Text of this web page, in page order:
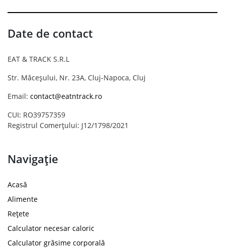
Date de contact
EAT & TRACK S.R.L
Str. Măceșului, Nr. 23A, Cluj-Napoca, Cluj
Email: contact@eatntrack.ro
CUI: RO39757359
Registrul Comerțului: J12/1798/2021
Navigație
Acasă
Alimente
Rețete
Calculator necesar caloric
Calculator grăsime corporală